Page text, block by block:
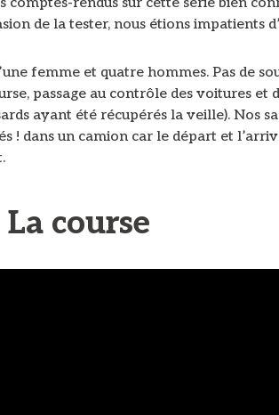
de la tester, nous étions impatients
femme et quatre hommes. Pas de
passage au contrôle des voitures et
ayant été récupérés la veille). Nos
! dans un camion car le départ et
La course